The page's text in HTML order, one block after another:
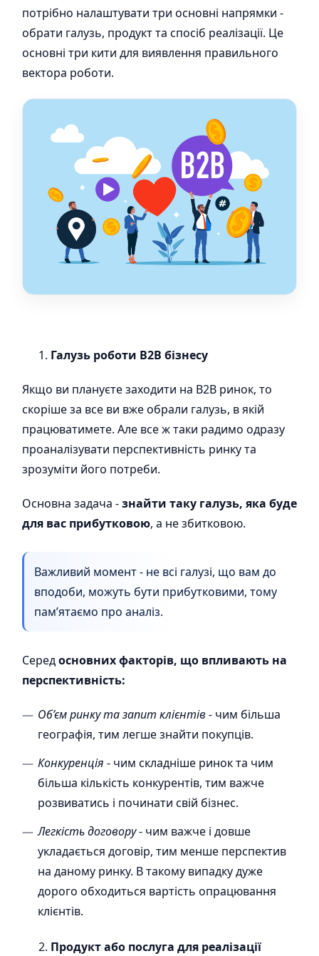
потрібно налаштувати три основні напрямки -
обрати галузь, продукт та спосіб реалізації. Це
основні три кити для виявлення правильного
вектора роботи.
Галузь роботи B2B бізнесу
Якщо ви плануєте заходити на B2B ринок, то
скоріше за все ви вже обрали галузь, в якій
працюватимете. Але все ж таки радимо одразу
проаналізувати перспективність ринку та
зрозуміти його потреби.
Основна задача -знайти таку галузь, яка буде
для вас прибутковою, а не збитковою.
Важливий момент - не всі галузі, що вам до
вподоби, можуть бути прибутковими, тому
пам’ятаємо про аналіз.
Середосновних факторів, що впливають на
перспективність:
Об’єм ринку та запит клієнтів- чим більша
географія, тим легше знайти покупців.
Конкуренція - чим складніше ринок та чим
більша кількість конкурентів, тим важче
розвиватись і починати свій бізнес.
Легкість договору- чим важче і довше
укладається договір, тим менше перспектив
на даному ринку. В такому випадку дуже
дорого обходиться вартість опрацювання
клієнтів.
Продукт або послуга для реалізації